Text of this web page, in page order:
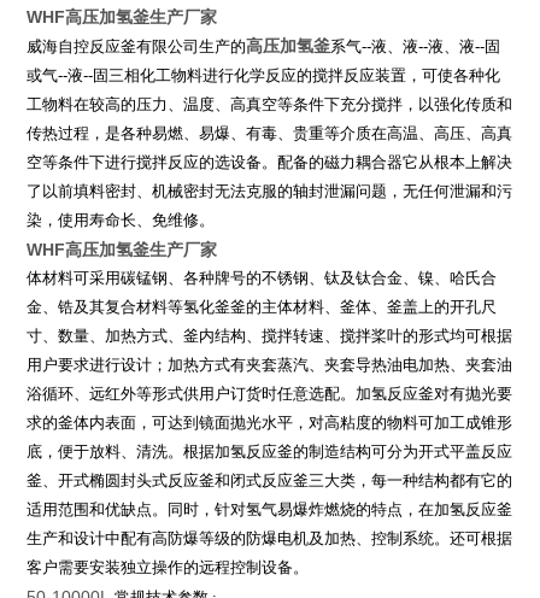
WHF高压加氢釜生产厂家
威海自控反应釜有限公司生产的高压加氢釜系气--液、液--液、液--固
或气--液--固三相化工物料进行化学反应的搅拌反应装置，可使各种化
工物料在较高的压力、温度、高真空等条件下充分搅拌，以强化传质和
传热过程，是各种易燃、易爆、有毒、贵重等介质在高温、高压、高真
空等条件下进行搅拌反应的选设备。配备的磁力耦合器它从根本上解决
了以前填料密封、机械密封无法克服的轴封泄漏问题，无任何泄漏和污
染，使用寿命长、免维修。
WHF高压加氢釜生产厂家
体材料可采用碳锰钢、各种牌号的不锈钢、钛及钛合金、镍、哈氏合
金、锆及其复合材料等氢化釜釜的主体材料、釜体、釜盖上的开孔尺
寸、数量、加热方式、釜内结构、搅拌转速、搅拌桨叶的形式均可根据
用户要求进行设计；加热方式有夹套蒸汽、夹套导热油电加热、夹套油
浴循环、远红外等形式供用户订货时任意选配。加氢反应釜对有抛光要
求的釜体内表面，可达到镜面抛光水平，对高粘度的物料可加工成锥形
底，便于放料、清洗。根据加氢反应釜的制造结构可分为开式平盖反应
釜、开式椭圆封头式反应釜和闭式反应釜三大类，每一种结构都有它的
适用范围和优缺点。同时，针对氢气易爆炸燃烧的特点，在加氢反应釜
生产和设计中配有高防爆等级的防爆电机及加热、控制系统。还可根据
客户需要安装独立操作的远程控制设备。